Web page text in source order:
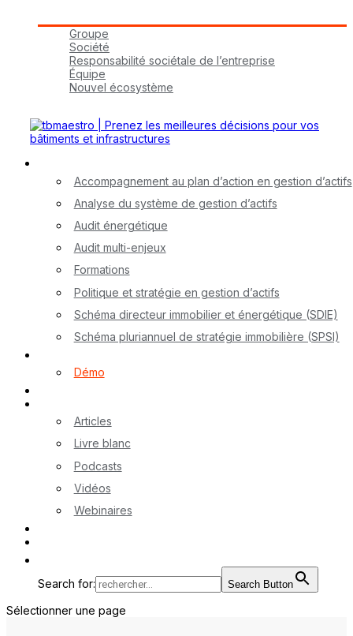
Groupe
Société
Responsabilité sociétale de l’entreprise
Équipe
Nouvel écosystème
Accompagnement au plan d’action en gestion d’actifs
Analyse du système de gestion d’actifs
Audit énergétique
Audit multi-enjeux
Formations
Politique et stratégie en gestion d’actifs
Schéma directeur immobilier et énergétique (SDIE)
Schéma pluriannuel de stratégie immobilière (SPSI)
Démo
Articles
Livre blanc
Podcasts
Vidéos
Webinaires
Search for: Search Button
Sélectionner une page